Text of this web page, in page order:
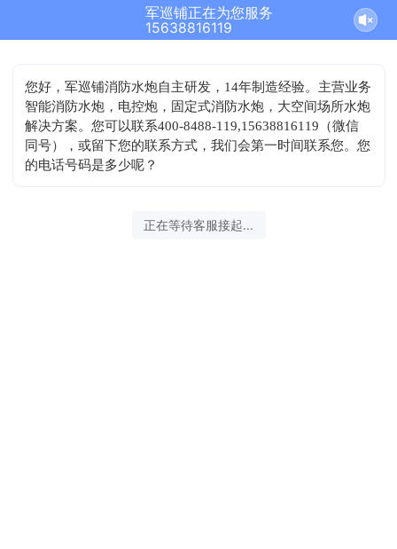
军巡铺正在为您服务
15638816119
您好，军巡铺消防水炮自主研发，14年制造经验。主营业务
智能消防水炮，电控炮，固定式消防水炮，大空间场所水炮
解决方案。您可以联系400-8488-119,15638816119（微信
同号），或留下您的联系方式，我们会第一时间联系您。您
的电话号码是多少呢？
2026-08-08 04:28:56 开始沟通